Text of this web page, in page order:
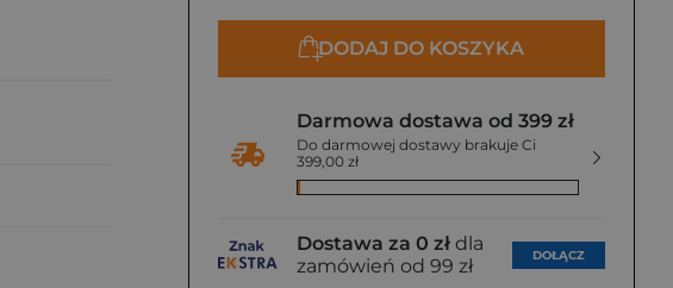
DODAJ DO KOSZYKA
Darmowa dostawa od 399 zł
Do darmowej dostawy brakuje Ci
399,00 zł
Dostawa za 0 zł dla
zamówień od 99 zł
DOŁĄCZ